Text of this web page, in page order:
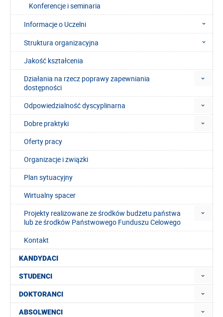
Konferencje i seminaria
Informacje o Uczelni
Struktura organizacyjna
Jakość kształcenia
Działania na rzecz poprawy zapewniania
dostępności
Odpowiedzialność dyscyplinarna
Dobre praktyki
Oferty pracy
Organizacje i związki
Plan sytuacyjny
Wirtualny spacer
Projekty realizowane ze środków budżetu państwa
lub ze środków Państwowego Funduszu Celowego
Kontakt
KANDYDACI
STUDENCI
DOKTORANCI
ABSOLWENCI